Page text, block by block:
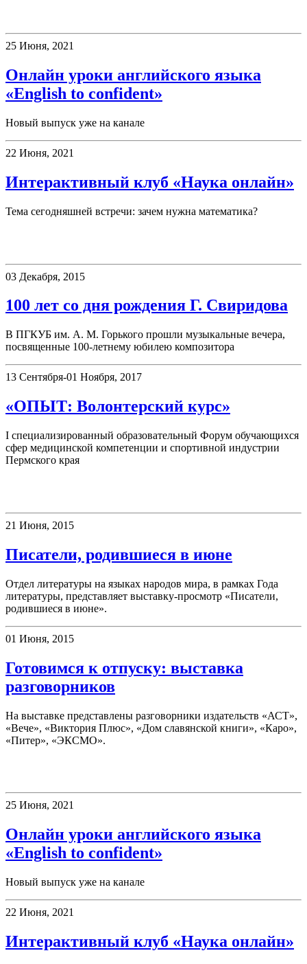
25 Июня, 2021
Онлайн уроки английского языка
«English to confident»
Новый выпуск уже на канале
22 Июня, 2021
Интерактивный клуб «Наука онлайн»
Тема сегодняшней встречи: зачем нужна математика?
03 Декабря, 2015
100 лет со дня рождения Г. Свиридова
В ПГКУБ им. А. М. Горького прошли музыкальные вечера,
посвященные 100-летнему юбилею композитора
13 Сентября-01 Ноября, 2017
«ОПЫТ: Волонтерский курс»
I специализированный образовательный Форум обучающихся
сфер медицинской компетенции и спортивной индустрии
Пермского края
21 Июня, 2015
Писатели, родившиеся в июне
Отдел литературы на языках народов мира, в рамках Года
литературы, представляет выставку-просмотр «Писатели,
родившиеся в июне».
01 Июня, 2015
Готовимся к отпуску: выставка
разговорников
На выставке представлены разговорники издательств «АСТ»,
«Вече», «Виктория Плюс», «Дом славянской книги», «Каро»,
«Питер», «ЭКСМО».
25 Июня, 2021
Онлайн уроки английского языка
«English to confident»
Новый выпуск уже на канале
22 Июня, 2021
Интерактивный клуб «Наука онлайн»